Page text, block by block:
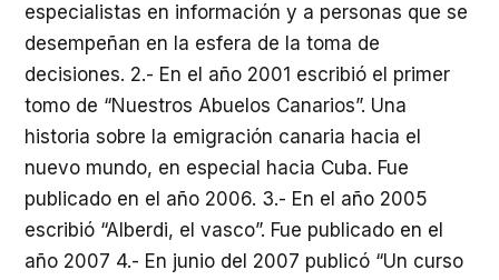
especialistas en información y a personas que se
desempeñan en la esfera de la toma de
decisiones. 2.- En el año 2001 escribió el primer
tomo de “Nuestros Abuelos Canarios”. Una
historia sobre la emigración canaria hacia el
nuevo mundo, en especial hacia Cuba. Fue
publicado en el año 2006. 3.- En el año 2005
escribió “Alberdi, el vasco”. Fue publicado en el
año 2007 4.- En junio del 2007 publicó “Un curso